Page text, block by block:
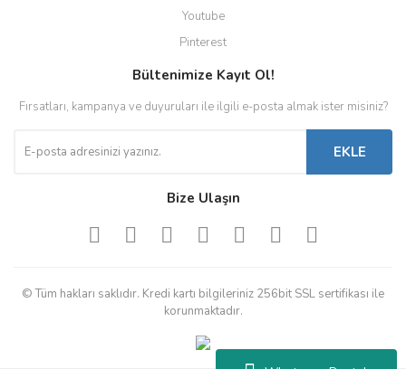
Youtube
Pinterest
Bültenimize Kayıt Ol!
Fırsatları, kampanya ve duyuruları ile ilgili e-posta almak ister misiniz?
EKLE
Bize Ulaşın
© Tüm hakları saklıdır. Kredi kartı bilgileriniz 256bit SSL sertifikası ile
korunmaktadır.